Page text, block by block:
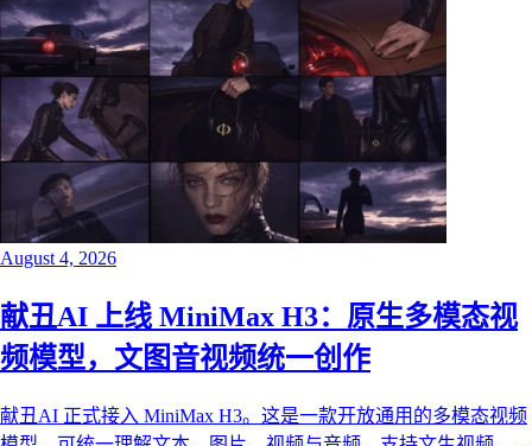
August 4, 2026
献丑AI 上线 MiniMax H3：原生多模态视
频模型，文图音视频统一创作
献丑AI 正式接入 MiniMax H3。这是一款开放通用的多模态视频